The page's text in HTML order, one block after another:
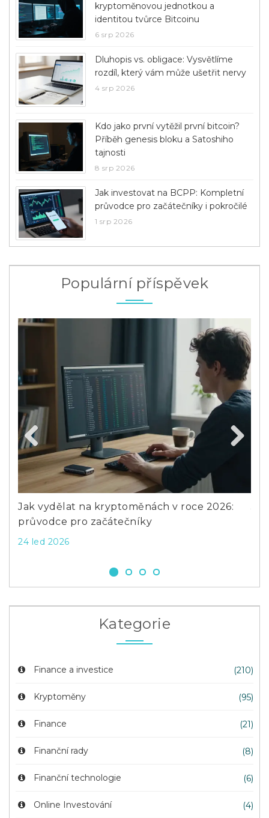
kryptoměnovou jednotkou a
identitou tvůrce Bitcoinu
6 srp 2026
Dluhopis vs. obligace: Vysvětlíme
rozdíl, který vám může ušetřit nervy
4 srp 2026
Kdo jako první vytěžil první bitcoin?
Příběh genesis bloku a Satoshiho
tajnosti
8 srp 2026
Jak investovat na BCPP: Kompletní
průvodce pro začátečníky i pokročilé
1 srp 2026
Populární příspěvek
Jak vydělat na kryptoměnách v roce 2026:
průvodce pro začátečníky
24 led 2026
Previous
Kategorie
Finance a investice (210)
Kryptoměny (95)
Finance (21)
Finanční rady (8)
Finanční technologie (6)
Online Investování (4)